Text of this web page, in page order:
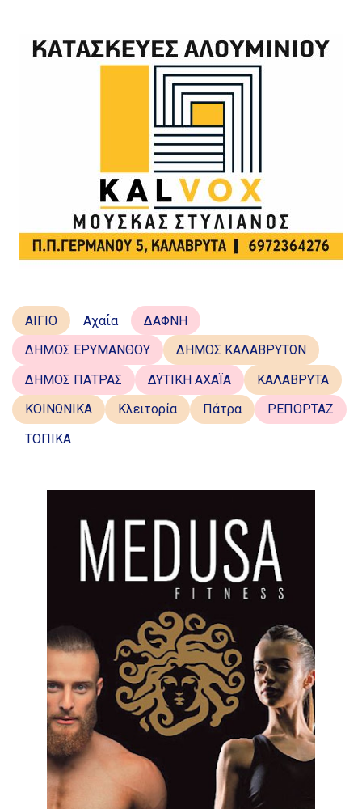
ΑΙΓΙΟ Αχαΐα
ΔΑΦΝΗ
ΔΗΜΟΣ ΕΡΥΜΑΝΘΟΥ
ΔΗΜΟΣ ΚΑΛΑΒΡΥΤΩΝ
ΔΗΜΟΣ ΠΑΤΡΑΣ
ΔΥΤΙΚΗ ΑΧΑΪΑ
ΚΑΛΑΒΡΥΤΑ
ΚΟΙΝΩΝΙΚΑ
Κλειτορία Πάτρα
ΡΕΠΟΡΤΑΖ
ΤΟΠΙΚΑ